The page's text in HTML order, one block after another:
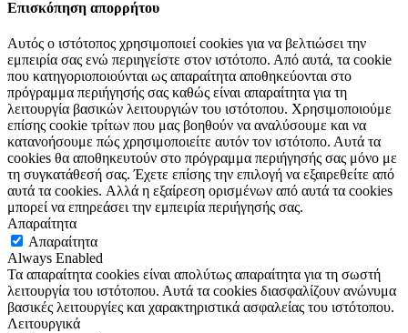
Επισκόπηση απορρήτου
Αυτός ο ιστότοπος χρησιμοποιεί cookies για να βελτιώσει την
εμπειρία σας ενώ περιηγείστε στον ιστότοπο. Από αυτά, τα cookie
που κατηγοριοποιούνται ως απαραίτητα αποθηκεύονται στο
πρόγραμμα περιήγησής σας καθώς είναι απαραίτητα για τη
λειτουργία βασικών λειτουργιών του ιστότοπου. Χρησιμοποιούμε
επίσης cookie τρίτων που μας βοηθούν να αναλύσουμε και να
κατανοήσουμε πώς χρησιμοποιείτε αυτόν τον ιστότοπο. Αυτά τα
cookies θα αποθηκευτούν στο πρόγραμμα περιήγησής σας μόνο με
τη συγκατάθεσή σας. Έχετε επίσης την επιλογή να εξαιρεθείτε από
αυτά τα cookies. Αλλά η εξαίρεση ορισμένων από αυτά τα cookies
μπορεί να επηρεάσει την εμπειρία περιήγησής σας.
Απαραίτητα
Απαραίτητα
Always Enabled
Τα απαραίτητα cookies είναι απολύτως απαραίτητα για τη σωστή
λειτουργία του ιστότοπου. Αυτά τα cookies διασφαλίζουν ανώνυμα
βασικές λειτουργίες και χαρακτηριστικά ασφαλείας του ιστότοπου.
Λειτουργικά